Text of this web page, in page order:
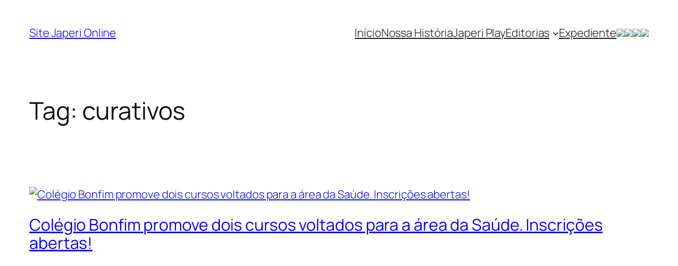
Site Japeri Online InícioNossa HistóriaJaperi PlayEditorias Expediente
Tag: curativos
Colégio Bonfim promove dois cursos voltados para a área da Saúde. Inscrições
abertas!